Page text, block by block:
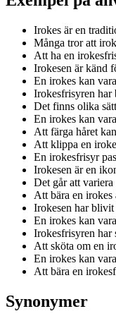
Irokes är en
Många tror att
Att ha en
Irokesen är känd
En irokes kan
Irokesfrisyren
Det finns olika
En irokes kan
Att färga håret
Att klippa en
En irokesfrisyr
Irokesen är en
Det går att
Att bära en
Irokesen har
En irokes kan
Irokesfrisyren har
Att sköta om en
En irokes kan
Att bära en
Synonymer